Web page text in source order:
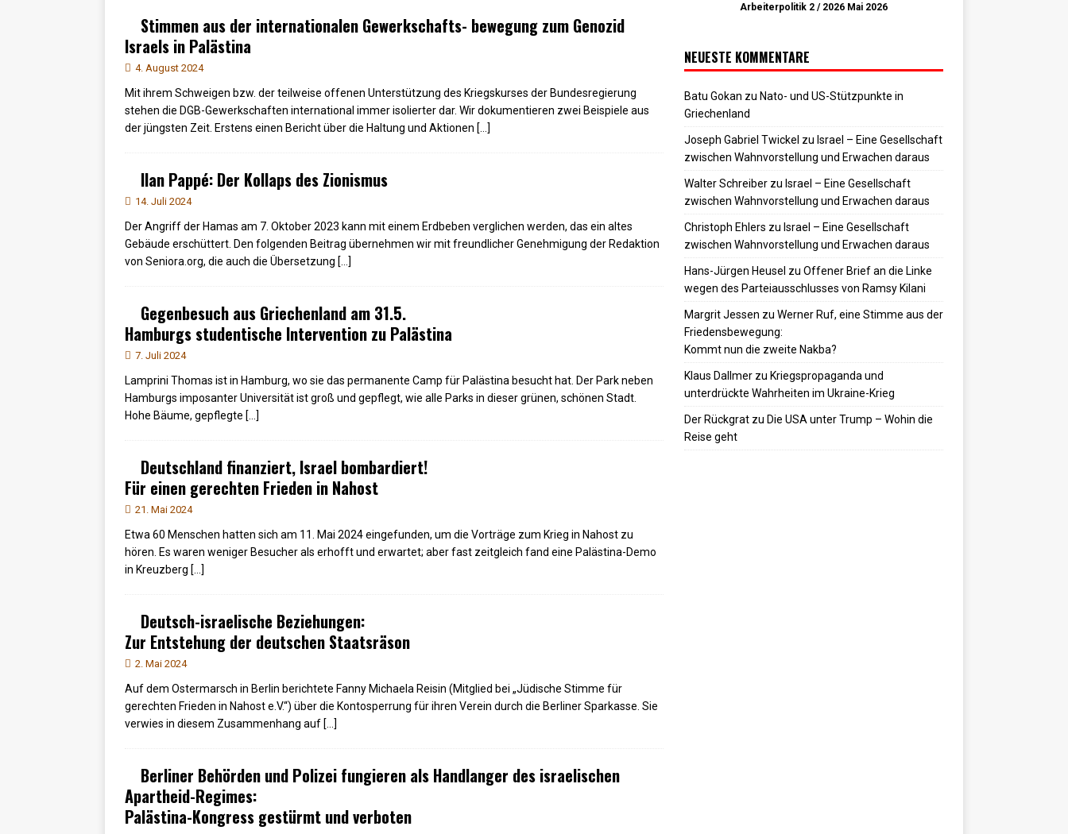
Stimmen aus der internationalen Gewerkschafts- bewegung zum Genozid
Israels in Palästina
4. August 2024
Mit ihrem Schweigen bzw. der teilweise offenen Unterstützung des Kriegskurses der Bundesregierung
stehen die DGB-Gewerkschaften international immer isolierter dar. Wir dokumentieren zwei Beispiele aus
der jüngsten Zeit. Erstens einen Bericht über die Haltung und Aktionen […]
Ilan Pappé: Der Kollaps des Zionismus
14. Juli 2024
Der Angriff der Hamas am 7. Oktober 2023 kann mit einem Erdbeben verglichen werden, das ein altes
Gebäude erschüttert. Den folgenden Beitrag übernehmen wir mit freundlicher Genehmigung der Redaktion
von Seniora.org, die auch die Übersetzung […]
Gegenbesuch aus Griechenland am 31.5.
Hamburgs studentische Intervention zu Palästina
7. Juli 2024
Lamprini Thomas ist in Hamburg, wo sie das permanente Camp für Palästina besucht hat. Der Park neben
Hamburgs imposanter Universität ist groß und gepflegt, wie alle Parks in dieser grünen, schönen Stadt.
Hohe Bäume, gepflegte […]
Deutschland finanziert, Israel bombardiert!
Für einen gerechten Frieden in Nahost
21. Mai 2024
Etwa 60 Menschen hatten sich am 11. Mai 2024 eingefunden, um die Vorträge zum Krieg in Nahost zu
hören. Es waren weniger Besucher als erhofft und erwartet; aber fast zeitgleich fand eine Palästina-Demo
in Kreuzberg […]
Deutsch-israelische Beziehungen:
Zur Entstehung der deutschen Staatsräson
2. Mai 2024
Auf dem Ostermarsch in Berlin berichtete Fanny Michaela Reisin (Mitglied bei „Jüdische Stimme für
gerechten Frieden in Nahost e.V.“) über die Kontosperrung für ihren Verein durch die Berliner Sparkasse. Sie
verwies in diesem Zusammenhang auf […]
Berliner Behörden und Polizei fungieren als Handlanger des israelischen
Apartheid-Regimes:
Palästina-Kongress gestürmt und verboten
Arbeiterpolitik 2 / 2026 Mai 2026
NEUESTE KOMMENTARE
Batu Gokan zu Nato- und US-Stützpunkte in
Griechenland
Joseph Gabriel Twickel zu Israel – Eine Gesellschaft
zwischen Wahnvorstellung und Erwachen daraus
Walter Schreiberzu Israel – Eine Gesellschaft
zwischen Wahnvorstellung und Erwachen daraus
Christoph Ehlers zu Israel – Eine Gesellschaft
zwischen Wahnvorstellung und Erwachen daraus
Hans-Jürgen Heusel zu Offener Brief an die Linke
wegen des Parteiausschlusses von Ramsy Kilani
Margrit Jessen zu Werner Ruf, eine Stimme aus der
Friedensbewegung:
Kommt nun die zweite Nakba?
Klaus Dallmerzu Kriegspropaganda und
unterdrückte Wahrheiten im Ukraine-Krieg
Der Rückgratzu Die USA unter Trump – Wohin die
Reise geht